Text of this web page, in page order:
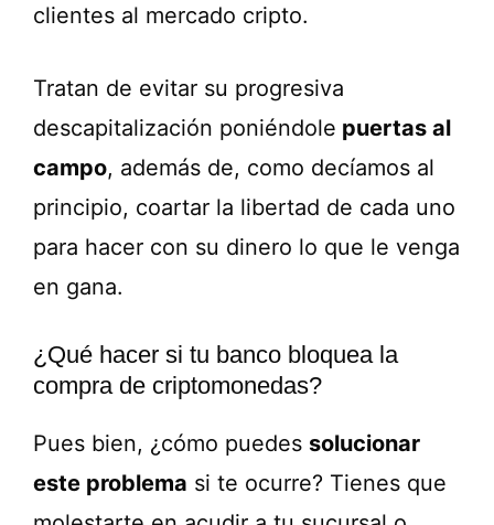
clientes al mercado cripto.
Tratan de evitar su progresiva
descapitalización poniéndole puertas al
campo, además de, como decíamos al
principio, coartar la libertad de cada uno
para hacer con su dinero lo que le venga
en gana.
¿Qué hacer si tu banco bloquea la
compra de criptomonedas?
Pues bien, ¿cómo puedes solucionar
este problema si te ocurre? Tienes que